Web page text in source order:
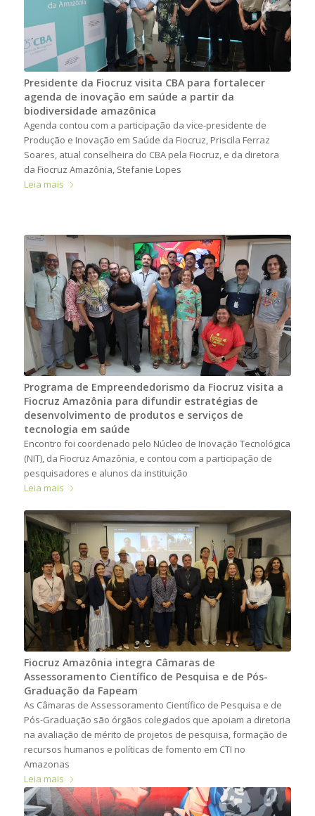
Presidente da Fiocruz visita CBA para fortalecer
agenda de inovação em saúde a partir da
biodiversidade amazônica
Agenda contou com a participação da vice-presidente de
Produção e Inovação em Saúde da Fiocruz, Priscila Ferraz
Soares, atual conselheira do CBA pela Fiocruz, e da diretora
da Fiocruz Amazônia, Stefanie Lopes
Leia mais
Programa de Empreendedorismo da Fiocruz visita a
Fiocruz Amazônia para difundir estratégias de
desenvolvimento de produtos e serviços de
tecnologia em saúde
Encontro foi coordenado pelo Núcleo de Inovação Tecnológica
(NIT), da Fiocruz Amazônia, e contou com a participação de
pesquisadores e alunos da instituição
Leia mais
Fiocruz Amazônia integra Câmaras de
Assessoramento Científico de Pesquisa e de Pós-
Graduação da Fapeam
As Câmaras de Assessoramento Científico de Pesquisa e de
Pós-Graduação são órgãos colegiados que apoiam a diretoria
na avaliação de mérito de projetos de pesquisa, formação de
recursos humanos e políticas de fomento em CTI no
Amazonas
Leia mais